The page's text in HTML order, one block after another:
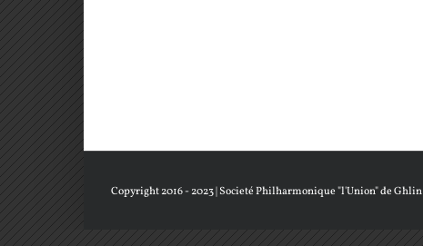
Copyright 2016 - 2023 |Societé Philharmonique "l'Union" de Ghlin